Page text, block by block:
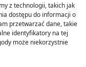
z technologii, takich jak
dostępu do informacji o
przetwarzać dane, takie
identyfikatory na tej
może niekorzystnie